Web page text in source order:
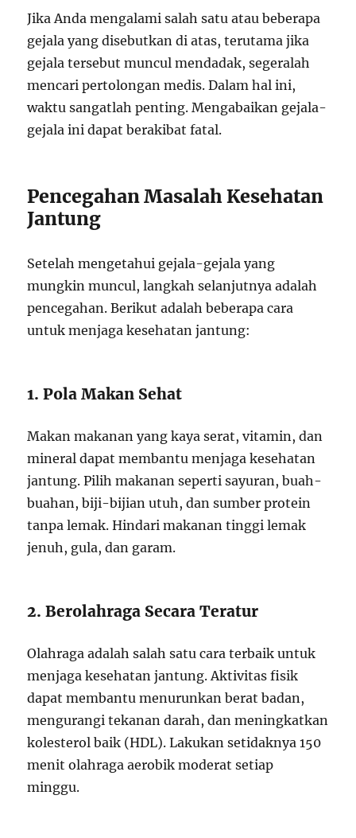
Jika Anda mengalami salah satu atau beberapa
gejala yang disebutkan di atas, terutama jika
gejala tersebut muncul mendadak, segeralah
mencari pertolongan medis. Dalam hal ini,
waktu sangatlah penting. Mengabaikan gejala-
gejala ini dapat berakibat fatal.
Pencegahan Masalah Kesehatan
Jantung
Setelah mengetahui gejala-gejala yang
mungkin muncul, langkah selanjutnya adalah
pencegahan. Berikut adalah beberapa cara
untuk menjaga kesehatan jantung:
1. Pola Makan Sehat
Makan makanan yang kaya serat, vitamin, dan
mineral dapat membantu menjaga kesehatan
jantung. Pilih makanan seperti sayuran, buah-
buahan, biji-bijian utuh, dan sumber protein
tanpa lemak. Hindari makanan tinggi lemak
jenuh, gula, dan garam.
2. Berolahraga Secara Teratur
Olahraga adalah salah satu cara terbaik untuk
menjaga kesehatan jantung. Aktivitas fisik
dapat membantu menurunkan berat badan,
mengurangi tekanan darah, dan meningkatkan
kolesterol baik (HDL). Lakukan setidaknya 150
menit olahraga aerobik moderat setiap
minggu.